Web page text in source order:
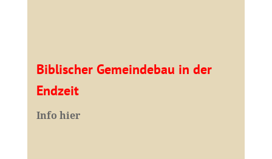
Biblischer Gemeindebau in der
Endzeit
Info hier